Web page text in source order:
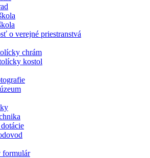
o verejné priestranstvá
chrám
kostol
formulár